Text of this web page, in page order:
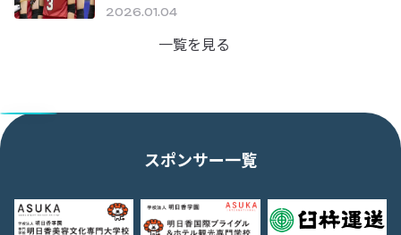
2026.01.04
一覧を見る
スポンサー一覧